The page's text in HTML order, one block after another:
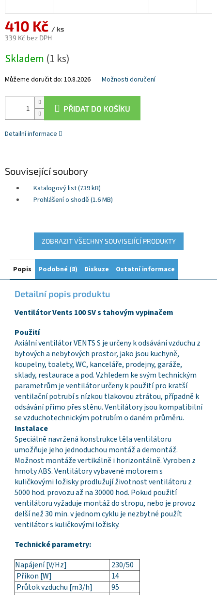
410 Kč / ks
339 Kč bez DPH
cena:
Skladem (1 ks)
Můžeme doručit do: 10.8.2026 Možnosti doručení
PŘIDAT DO KOŠÍKU
Detailní informace
Související soubory
Katalogový list (739 kB)
Prohlášení o shodě (1.6 MB)
ZOBRAZIT VŠECHNY SOUVISEJÍCÍ PRODUKTY
Popis Podobné (8) Diskuze Ostatní informace
Detailní popis produktu
Ventilátor Vents 100 SV s tahovým vypinačem
Použití
Axiální ventilátor VENTS S je určeny k odsávání vzduchu z
bytových a nebytových prostor, jako jsou kuchyně,
koupelny, toalety, WC, kanceláře, prodejny, garáže,
sklady, restaurace a pod. Vzhledem ke svým technickým
parametrům je ventilátor určeny k použití pro kratší
ventilační potrubí s nízkou tlakovou ztrátou, případně k
odsávání přímo přes stěnu. Ventilátory jsou kompatibilní
se vzduchotechnickým potrubím o daném průměru.
Instalace
Speciálně navržená konstrukce těla ventilátoru
umožňuje jeho jednoduchou montáž a demontáž.
Možnost montáže vertikálně i horizontálně. Vyroben z
hmoty ABS. Ventilátory vybavené motorem s
kuličkovými ložisky prodlužují životnost ventilátoru z
5000 hod. provozu až na 30000 hod. Pokud použití
ventilátoru vyžaduje montáž do stropu, nebo je provoz
delší než 30 min. v jednom cyklu je nezbytné použít
ventilátor s kuličkovými ložisky.
Technické parametry:
Napájení [V/Hz]
230/50
Příkon [W]
14
Průtok vzduchu [m3/h]
95